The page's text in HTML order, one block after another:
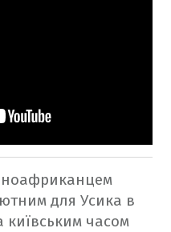
для Усика в
київським часом